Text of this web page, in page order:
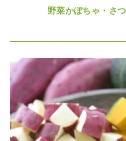
野菜かぼちゃ・さ